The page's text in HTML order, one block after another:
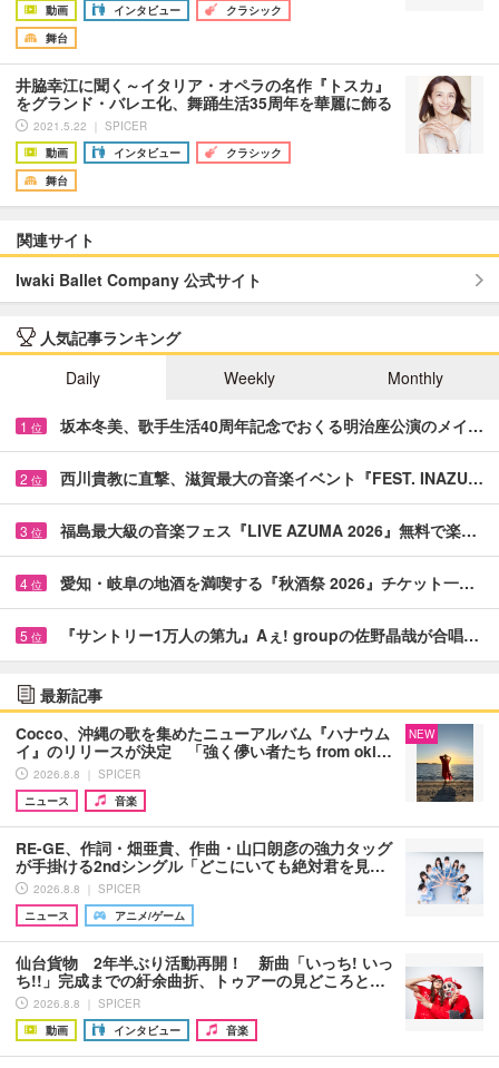
動画
インタビュー
クラシック
舞台
井脇幸江に聞く～イタリア・オペラの名作『トスカ』
をグランド・バレエ化、舞踊生活35周年を華麗に飾る
2021.5.22 ｜ SPICER
動画
インタビュー
クラシック
舞台
関連サイト
Iwaki Ballet Company 公式サイト
人気記事ランキング
Daily
Weekly Monthly
1 位 坂本冬美、歌手生活40周年記念でおくる明治座公演のメイ…
2 位 西川貴教に直撃、滋賀最大の音楽イベント『FEST. INAZU…
3 位 福島最大級の音楽フェス『LIVE AZUMA 2026』無料で楽…
4 位 愛知・岐阜の地酒を満喫する『秋酒祭 2026』チケット一…
5 位 『サントリー1万人の第九』Aぇ! groupの佐野晶哉が合唱…
最新記事
Cocco、沖縄の歌を集めたニューアルバム『ハナウム
イ』のリリースが決定 「強く儚い者たち from oki…
2026.8.8 ｜ SPICER
ニュース
音楽
NEW
RE-GE、作詞・畑亜貴、作曲・山口朗彦の強力タッグ
が手掛ける2ndシングル「どこにいても絶対君を見…
2026.8.8 ｜ SPICER
ニュース
アニメ/ゲーム
仙台貨物 2年半ぶり活動再開！ 新曲「いっち! いっ
ち!!」完成までの紆余曲折、トゥアーの見どころと…
2026.8.8 ｜ SPICER
動画
インタビュー 音楽